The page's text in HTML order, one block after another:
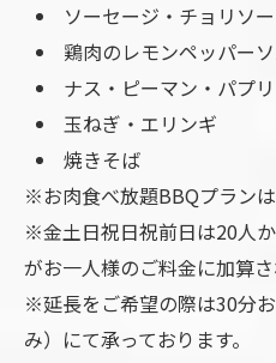
ソーセージ・チョリソー
鶏肉のレモンペッパー
ナス・ピーマン・パプ
玉ねぎ・エリンギ
焼きそば
※お肉食べ放題BBQプランは
※金土日祝日祝前日は20人
がお一人様のご料金に加算さ
※延長をご希望の際は30分
み）にて承っております。